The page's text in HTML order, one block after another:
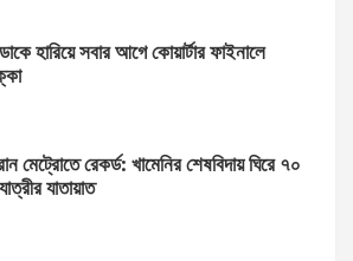
হারিয়ে সবার আগে কোয়ার্টার ফাইনালে
মেট্রোতে রেকর্ড: খামেনির শেষবিদায় ঘিরে ৭০
যাতায়াত